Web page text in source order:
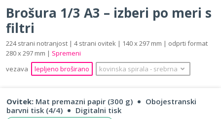
Brošura 1/3 A3 – izberi po meri s
filtri
224 strani notranjost | 4 strani ovitek | 140 x 297 mm | odprti format
280 x 297 mm | Spremeni
vezava
lepljeno broširano kovinska spirala ‐ srebrna
Ovitek: Mat premazni papir (300 g)
Obojestranski
barvni tisk (4/4)
Digitalni tisk